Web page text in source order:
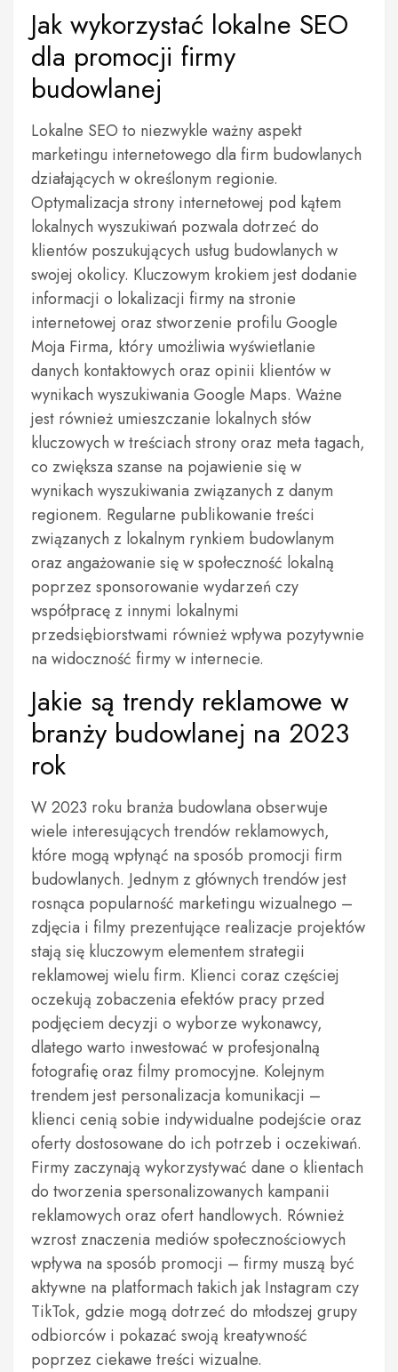
Jak wykorzystać lokalne SEO
dla promocji firmy
budowlanej
Lokalne SEO to niezwykle ważny aspekt
marketingu internetowego dla firm budowlanych
działających w określonym regionie.
Optymalizacja strony internetowej pod kątem
lokalnych wyszukiwań pozwala dotrzeć do
klientów poszukujących usług budowlanych w
swojej okolicy. Kluczowym krokiem jest dodanie
informacji o lokalizacji firmy na stronie
internetowej oraz stworzenie profilu Google
Moja Firma, który umożliwia wyświetlanie
danych kontaktowych oraz opinii klientów w
wynikach wyszukiwania Google Maps. Ważne
jest również umieszczanie lokalnych słów
kluczowych w treściach strony oraz meta tagach,
co zwiększa szanse na pojawienie się w
wynikach wyszukiwania związanych z danym
regionem. Regularne publikowanie treści
związanych z lokalnym rynkiem budowlanym
oraz angażowanie się w społeczność lokalną
poprzez sponsorowanie wydarzeń czy
współpracę z innymi lokalnymi
przedsiębiorstwami również wpływa pozytywnie
na widoczność firmy w internecie.
Jakie są trendy reklamowe w
branży budowlanej na 2023
rok
W 2023 roku branża budowlana obserwuje
wiele interesujących trendów reklamowych,
które mogą wpłynąć na sposób promocji firm
budowlanych. Jednym z głównych trendów jest
rosnąca popularność marketingu wizualnego –
zdjęcia i filmy prezentujące realizacje projektów
stają się kluczowym elementem strategii
reklamowej wielu firm. Klienci coraz częściej
oczekują zobaczenia efektów pracy przed
podjęciem decyzji o wyborze wykonawcy,
dlatego warto inwestować w profesjonalną
fotografię oraz filmy promocyjne. Kolejnym
trendem jest personalizacja komunikacji –
klienci cenią sobie indywidualne podejście oraz
oferty dostosowane do ich potrzeb i oczekiwań.
Firmy zaczynają wykorzystywać dane o klientach
do tworzenia spersonalizowanych kampanii
reklamowych oraz ofert handlowych. Również
wzrost znaczenia mediów społecznościowych
wpływa na sposób promocji – firmy muszą być
aktywne na platformach takich jak Instagram czy
TikTok, gdzie mogą dotrzeć do młodszej grupy
odbiorców i pokazać swoją kreatywność
poprzez ciekawe treści wizualne.